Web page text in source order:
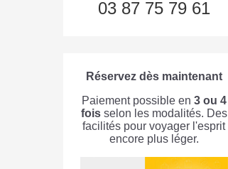
03 87 75 79 61
Réservez dès maintenant
Paiement possible en 3 ou 4
fois selon les modalités. Des
facilités pour voyager l'esprit
encore plus léger.